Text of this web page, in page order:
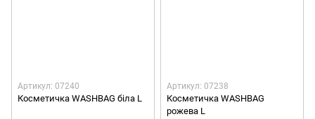
Артикул: 07240
Косметичка WASHBAG біла L
Артикул: 07238
Косметичка WASHBAG
рожева L